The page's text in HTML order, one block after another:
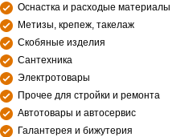
Оснастка и расходые материалы
Метизы, крепеж, такелаж
Скобяные изделия
Сантехника
Электротовары
Прочее для стройки и ремонта
Автотовары и автосервис
Галантерея и бижутерия